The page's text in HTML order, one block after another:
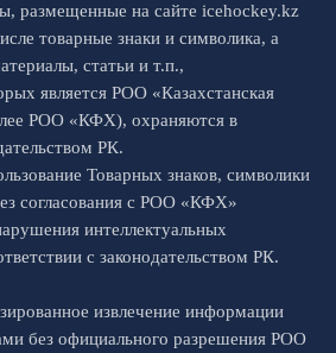
размещенные на сайте icehockey.kz
товарные знаки и символика, а
статьи и т.п.,
является РОО «Казахстанская
РОО «КФХ), охраняются в
РК.
Товарных знаков, символики
согласования с РОО «КФХ»
интеллектуальных
с законодательством РК.
извлечение информации
без официального разрешения РОО